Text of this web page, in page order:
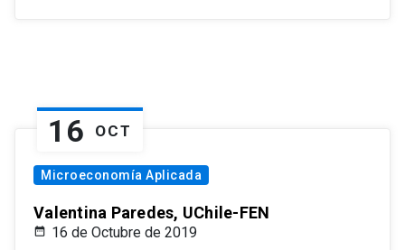
16 OCT
Microeconomía Aplicada
Valentina Paredes, UChile-FEN
16 de Octubre de 2019